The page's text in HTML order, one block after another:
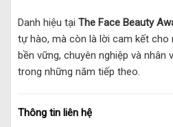
Danh hiệu tại The Face Beauty
tự hào, mà còn là lời cam kết cho
bền vững, chuyên nghiệp và nhân
trong những năm tiếp theo.
Thông tin liên hệ